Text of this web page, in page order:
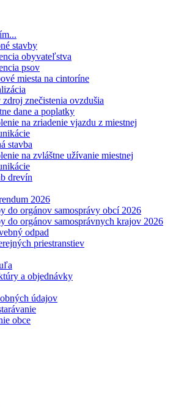
stavby
obyvateľstva
psov
miesta na cintoríne
znečistenia ovzdušia
dane a poplatky
na zriadenie vjazdu z miestnej
stavba
na zvláštne užívanie miestnej
drevín
2026
do orgánov samosprávy obcí 2026
do orgánov samosprávnych krajov 2026
odpad
priestranstiev
a objednávky
údajov
obce